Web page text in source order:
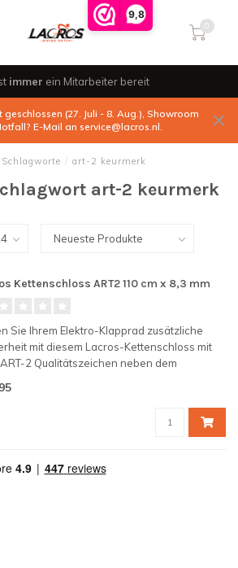
9,8
0
immer ein Mitarbeiter bereit
(27. Juli - 8. Aug.), Showroom
E-Mail an service@lacros.nl.
Schlagworte / art-2 keurmerk
art-2 keurmerk
Kettenschloss ART2 110 cm x 8,3 mm
Sie Ihrem Elektro-Klapprad zusätzliche
mit diesem Lacros-Kettenschloss mit
2 Qualitätszeichen neben dem